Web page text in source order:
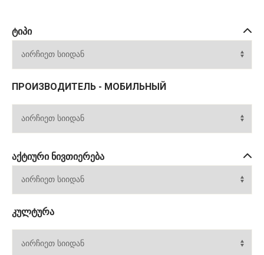
ᲢᲘᲞᲘ
ПРОИЗВОДИТЕЛЬ - МОБИЛЬНЫЙ
ᲐᲥᲢᲘᲣᲠᲘ ᲜᲘᲕᲗᲘᲔᲠᲔᲑᲐ
ᲙᲣᲚᲢᲣᲠᲐ